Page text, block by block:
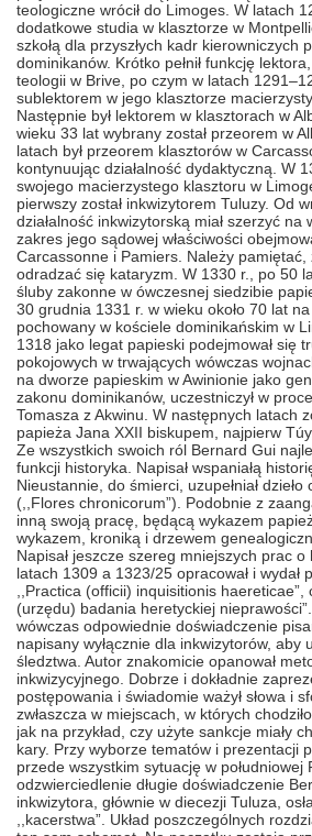
teologiczne wrócił do Limoges. W latach
dodatkowe studia w klasztorze w
szkołą dla przyszłych kadr kierowniczych
dominikanów. Krótko pełnił funkcję
teologii w Brive, po czym w latach
sublektorem w jego klasztorze
Następnie był lektorem w klasztorach w
wieku 33 lat wybrany został przeorem w
latach był przeorem klasztorów w
kontynuując działalność dydaktyczną. W
swojego macierzystego klasztoru w
pierwszy został inkwizytorem Tuluzy. Od
działalność inkwizytorską miał szerzyć na
zakres jego sądowej właściwości
Carcassonne i Pamiers. Należy pamiętać,
odradzać się kataryzm. W 1330 r., po 50
śluby zakonne w ówczesnej siedzibie
30 grudnia 1331 r. w wieku około 70 lat
pochowany w kościele dominikańskim w
1318 jako legat papieski podejmował się
pokojowych w trwających wówczas
na dworze papieskim w Awinionie jako
zakonu dominikanów, uczestniczył w
Tomasza z Akwinu. W następnych latach
papieża Jana XXII biskupem, najpierw
Ze wszystkich swoich ról Bernard Gui
funkcji historyka. Napisał wspaniałą
Nieustannie, do śmierci, uzupełniał
(,,Flores chronicorum”). Podobnie z
inną swoją pracę, będącą wykazem
wykazem, kroniką i drzewem
Napisał jeszcze szereg mniejszych prac
latach 1309 a 1323/25 opracował i wydał
,,Practica (officii) inquisitionis
(urzędu) badania heretyckiej
wówczas odpowiednie doświadczenie
napisany wyłącznie dla inkwizytorów, aby
śledztwa. Autor znakomicie opanował
inkwizycyjnego. Dobrze i dokładnie
postępowania i świadomie ważył słowa i
zwłaszcza w miejscach, w których
jak na przykład, czy użyte sankcje miały
kary. Przy wyborze tematów i prezentacji
przede wszystkim sytuację w południowej
odzwierciedlenie długie doświadczenie
inkwizytora, głównie w diecezji Tuluza,
,,kacerstwa”. Układ poszczególnych